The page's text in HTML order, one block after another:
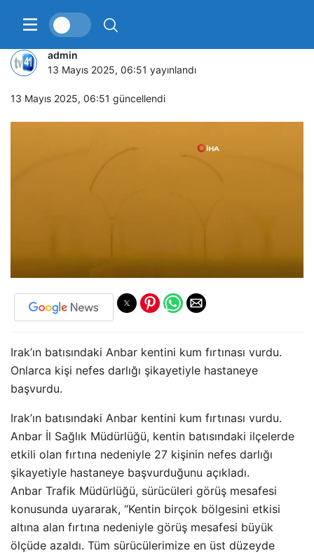
Irak’ı kum fırtınası vurdu
admin
13 Mayıs 2025, 06:51 yayınlandı
13 Mayıs 2025, 06:51 güncellendi
Irak’ın batısındaki Anbar kentini kum fırtınası vurdu.
Onlarca kişi nefes darlığı şikayetiyle hastaneye
başvurdu.
Irak’ın batısındaki Anbar kentini kum fırtınası vurdu.
Anbar İl Sağlık Müdürlüğü, kentin batısındaki ilçelerde
etkili olan fırtına nedeniyle 27 kişinin nefes darlığı
şikayetiyle hastaneye başvurduğunu açıkladı.
Anbar Trafik Müdürlüğü, sürücüleri görüş mesafesi
konusunda uyararak, “Kentin birçok bölgesini etkisi
altına alan fırtına nedeniyle görüş mesafesi büyük
ölçüde azaldı. Tüm sürücülerimize en üst düzeyde